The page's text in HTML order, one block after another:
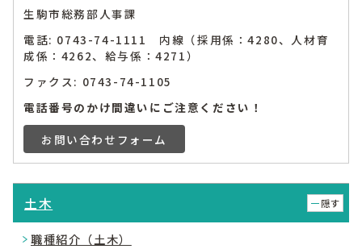
生駒市総務部人事課
電話: 0743-74-1111 内線（採用係：4280、人材育
成係：4262、給与係：4271）
ファクス: 0743-74-1105
電話番号のかけ間違いにご注意ください！
お問い合わせフォーム
土木 隠す
職種紹介（土木）